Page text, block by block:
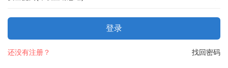
登录
找回密码
还没有注册？